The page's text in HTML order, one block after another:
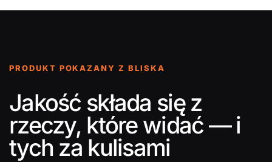
PRODUKT POKAZANY Z BLISKA
Jakość składa się z
rzeczy, które widać — i
tych za kulisami